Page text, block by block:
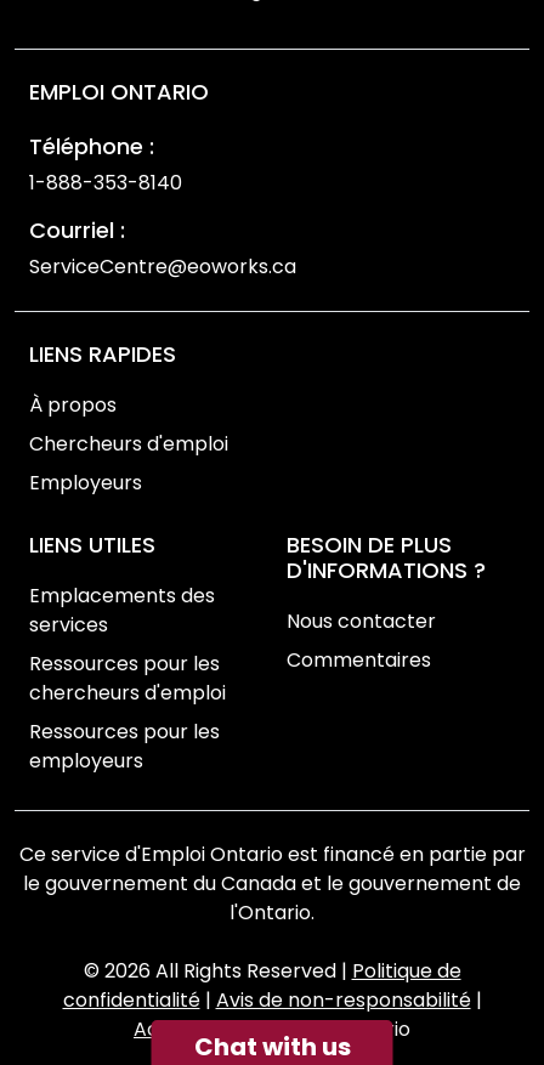
EMPLOI ONTARIO
Téléphone :
1-888-353-8140
Courriel :
ServiceCentre@eoworks.ca
LIENS RAPIDES
À propos
Chercheurs d'emploi
Employeurs
LIENS UTILES
Emplacements des
services
Ressources pour les
chercheurs d'emploi
Ressources pour les
employeurs
BESOIN DE PLUS
D'INFORMATIONS ?
Nous contacter
Commentaires
Ce service d'Emploi Ontario est financé en partie par
le gouvernement du Canada et le gouvernement de
l'Ontario.
© 2026 All Rights Reserved | Politique de
confidentialité | Avis de non-responsabilité |
Accessibilité|Emploi Ontario
Chat with us